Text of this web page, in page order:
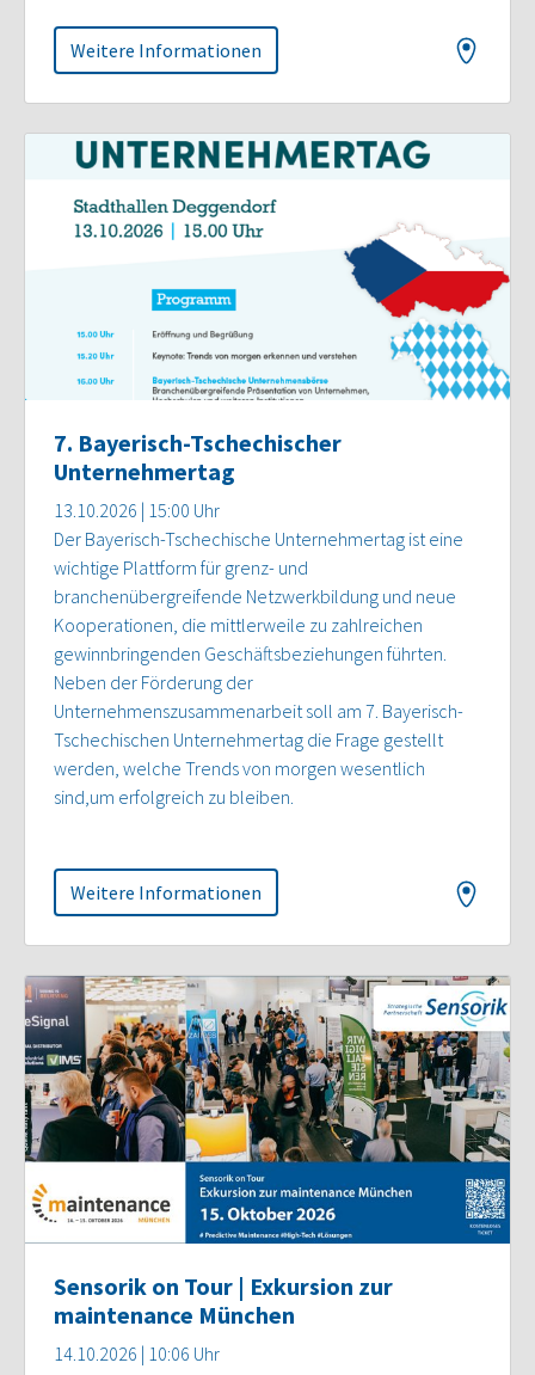
Weitere Informationen
7. Bayerisch-Tschechischer
Unternehmertag
13.10.2026 | 15:00 Uhr
Der Bayerisch-Tschechische Unternehmertag ist eine
wichtige Plattform für grenz- und
branchenübergreifende Netzwerkbildung und neue
Kooperationen, die mittlerweile zu zahlreichen
gewinnbringenden Geschäftsbeziehungen führten.
Neben der Förderung der
Unternehmenszusammenarbeit soll am 7. Bayerisch-
Tschechischen Unternehmertag die Frage gestellt
werden, welche Trends von morgen wesentlich
sind,um erfolgreich zu bleiben.
Weitere Informationen
Sensorik on Tour | Exkursion zur
maintenance München
14.10.2026 | 10:06 Uhr